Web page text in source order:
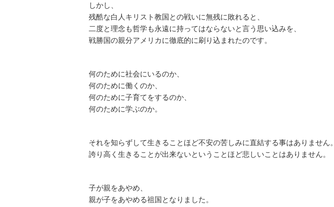
しかし、
残酷な白人キリスト教国との戦いに無残に敗れると、
二度と理念も哲学も永遠に持ってはならないと言う思い込みを、
戦勝国の親分アメリカに徹底的に刷り込まれたのです。
何のために社会にいるのか、
何のために働くのか、
何のために子育てをするのか、
何のために学ぶのか。
それを知らずして生きることほど不安の苦しみに直結する事はありません。
誇り高く生きることが出来ないということほど悲しいことはありません。
子が親をあやめ、
親が子をあやめる祖国となりました。